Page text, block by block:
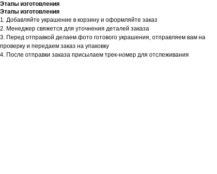
Этапы изготовления
Этапы изготовления
1. Добавляйте украшение в корзину и оформляйте заказ
2. Менеджер свяжется для уточнения деталей заказа
3. Перед отправкой делаем фото готового украшения, отправляем вам на
проверку и передаем заказ на упаковку
4. После отправки заказа присылаем трек-номер для отслеживания